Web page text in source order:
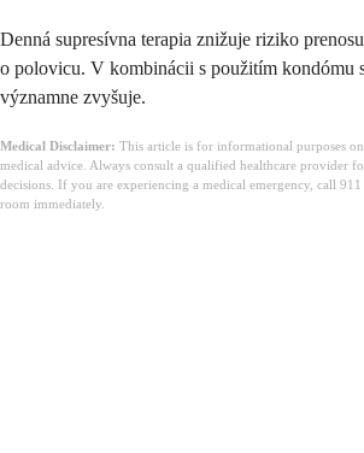
Denná supresívna terapia znižuje riziko
o polovicu. V kombinácii s použitím kondómu
významne zvyšuje.
Medical Disclaimer: This article is for informational purposes
medical advice. Always consult a qualified healthcare provider
decisions. If you are experiencing a medical emergency, call
room immediately.